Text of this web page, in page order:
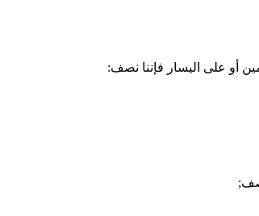
أو على اليسار فإننا نصف: